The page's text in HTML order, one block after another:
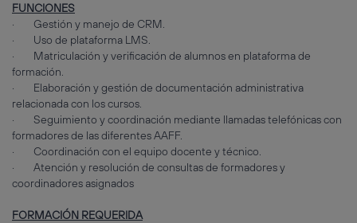
FUNCIONES
· Gestión y manejo de CRM.
· Uso de plataforma LMS.
· Matriculación y verificación de alumnos en plataforma de
formación.
· Elaboración y gestión de documentación administrativa
relacionada con los cursos.
· Seguimiento y coordinación mediante llamadas telefónicas con
formadores de las diferentes AAFF.
· Coordinación con el equipo docente y técnico.
· Atención y resolución de consultas de formadores y
coordinadores asignados
FORMACIÓN REQUERIDA